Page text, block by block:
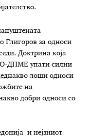
Глигоров за односи
Доктрина која
ДПМЕ упати силни
лоши односи
на
добри односи со
и нејзниот